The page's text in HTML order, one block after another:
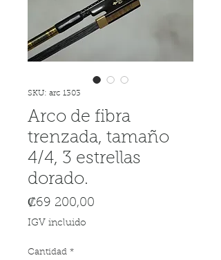
SKU: arc 1303
Arco de fibra
trenzada, tamaño
4/4, 3 estrellas
dorado.
₡69 200,00
IGV incluido
Cantidad *